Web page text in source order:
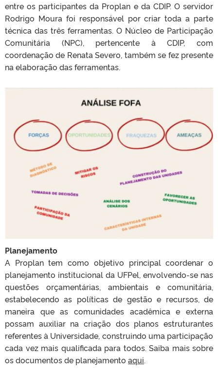
entre os participantes da Proplan e da CDIP. O servidor
Rodrigo Moura foi responsável por criar toda a parte
técnica das três ferramentas. O Núcleo de Participação
Comunitária (NPC), pertencente à CDIP, com
coordenação de Renata Severo, também se fez presente
na elaboração das ferramentas.
Planejamento
A Proplan tem como objetivo principal coordenar o
planejamento institucional da UFPel, envolvendo-se nas
questões orçamentárias, ambientais e comunitária,
estabelecendo as políticas de gestão e recursos, de
maneira que as comunidades acadêmica e externa
possam auxiliar na criação dos planos estruturantes
referentes à Universidade, construindo uma participação
cada vez mais qualificada para todos. Saiba mais sobre
os documentos de planejamento aqui.